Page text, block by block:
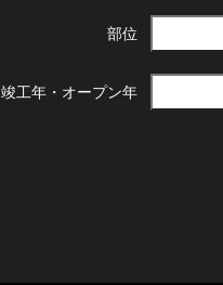
部位
竣工年・ オープン年